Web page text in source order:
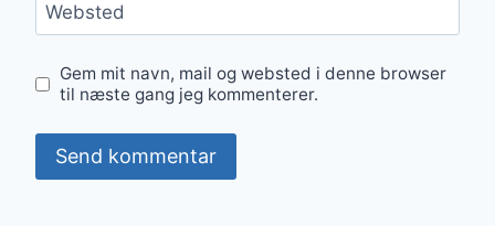
Websted
Gem mit navn, mail og websted i denne browser
til næste gang jeg kommenterer.